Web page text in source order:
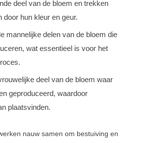
deel van de bloem en trekken
door hun kleur en geur.
mannelijke delen van de bloem die
wat essentieel is voor het
deel van de bloem waar
geproduceerd, waardoor
plaatsvinden.
nauw samen om bestuiving en